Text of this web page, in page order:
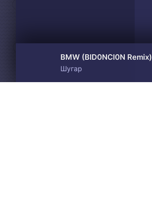
BMW (BID0NCI0N Remix)
Шугар